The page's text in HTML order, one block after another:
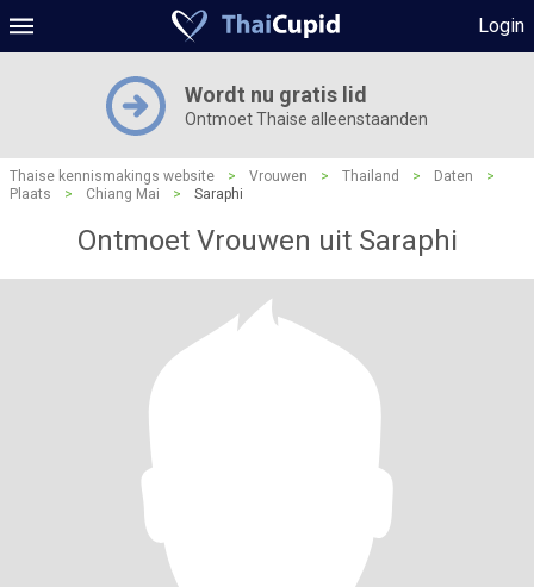
Login
Wordt nu gratis lid
Ontmoet Thaise alleenstaanden
Thaise kennismakings website > Vrouwen > Thailand > Daten
>
Plaats
> Chiang Mai > Saraphi
Ontmoet Vrouwen uit Saraphi